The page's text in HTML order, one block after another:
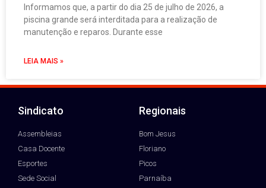
Informamos que, a partir do dia 25 de julho de 2026, a
piscina grande será interditada para a realização de
manutenção e reparos. Durante esse
LEIA MAIS »
Sindicato
Assembleias
Casa Docente
Esportes
Sede Social
Regionais
Bom Jesus
Floriano
Picos
Parnaíba